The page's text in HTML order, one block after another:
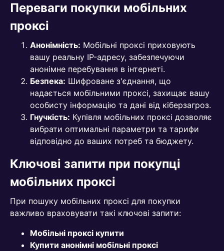
Переваги покупки мобільних
проксі
Анонімність: Мобільні проксі приховують
вашу реальну IP-адресу, забезпечуючи
анонімне перебування в інтернеті.
Безпека: Шифроване з'єднання, що
надається мобільними проксі, захищає вашу
особисту інформацію та дані від кіберзагроз.
Гнучкість: Купівля мобільних проксі дозволяє
вибрати оптимальні параметри та тарифи
відповідно до ваших потреб та бюджету.
Ключові запити при покупці
мобільних проксі
При пошуку мобільних проксі для покупки
важливо враховувати такі ключові запити:
Мобільні проксі купити
Купити анонімні мобільні проксі